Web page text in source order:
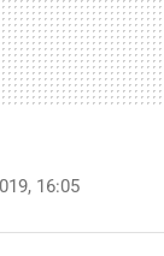
16:05